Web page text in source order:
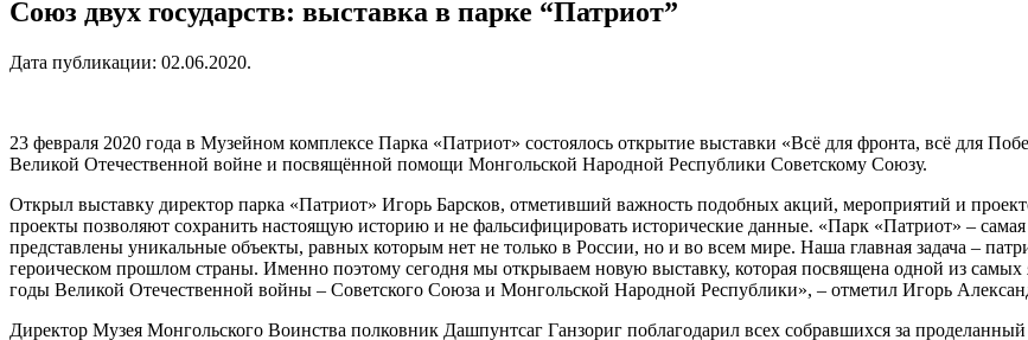
Союз двух государств: выставка в парке “Патриот”
Дата публикации: 02.06.2020.
23 февраля 2020 года в Музейном комплексе Парка «Патриот» состоялось открытие выставки «Всё для фронта, всё для
Великой Отечественной войне и посвящённой помощи Монгольской Народной Республики Советскому Союзу.
Открыл выставку директор парка «Патриот» Игорь Барсков, отметивший важность подобных акций, мероприятий и
проекты позволяют сохранить настоящую историю и не фальсифицировать исторические данные. «Парк «Патриот» –
представлены уникальные объекты, равных которым нет не только в России, но и во всем мире. Наша главная задача –
героическом прошлом страны. Именно поэтому сегодня мы открываем новую выставку, которая посвящена одной из самых
годы Великой Отечественной войны – Советского Союза и Монгольской Народной Республики», – отметил Игорь
Директор Музея Монгольского Воинства полковник Дашпунтсаг Ганзориг поблагодарил всех собравшихся за